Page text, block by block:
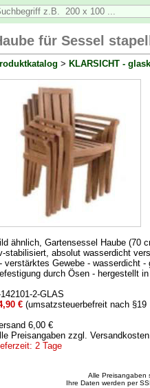
für Sessel
> KLARSICHT -
ähnlich, Gartensessel Haube (70
stabilisiert, absolut wasserdicht
verstärktes Gewebe - wasserdicht
durch Ösen - hergestellt
2-GLAS
€ (umsatzsteuerbefreit nach §19
6,00 €
Preisangaben zzgl.
2 Tage
Alle Preisangaben
Ihre Daten werden per